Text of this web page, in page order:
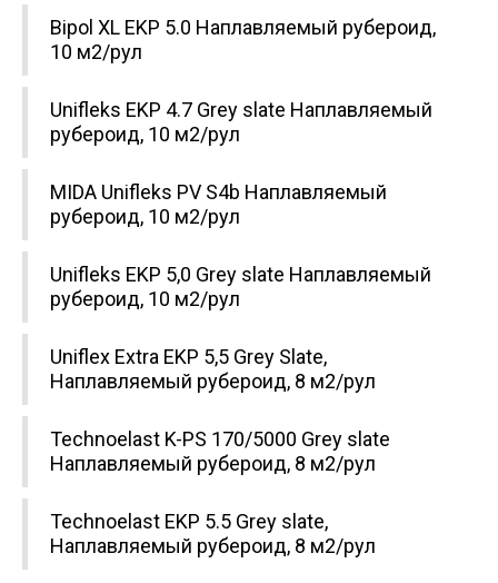
Bipol XL EKP 5.0 Наплавляемый рубероид,
10 м2/рул
Unifleks EKP 4.7 Grey slate Наплавляемый
рубероид, 10 м2/рул
MIDA Unifleks PV S4b Наплавляемый
рубероид, 10 м2/рул
Unifleks EKP 5,0 Grey slate Наплавляемый
рубероид, 10 м2/рул
Uniflex Extra EKP 5,5 Grey Slate,
Наплавляемый рубероид, 8 м2/рул
Technoelast K-PS 170/5000 Grey slate
Наплавляемый рубероид, 8 м2/рул
Technoelast EKP 5.5 Grey slate,
Наплавляемый рубероид, 8 м2/рул